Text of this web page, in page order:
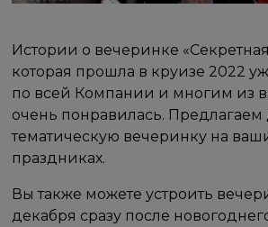
Истории о вечеринке
которая прошла в круизе 2022
по всей Компании и многим из
очень понравилась.
тематическую вечеринку на
праздниках.
Вы также можете устроить
декабря сразу после